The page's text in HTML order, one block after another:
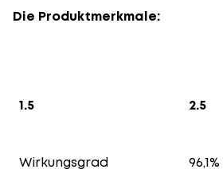
Die Produktmerkmale:
1.5 2.5
Wirkungsgrad 96,1%